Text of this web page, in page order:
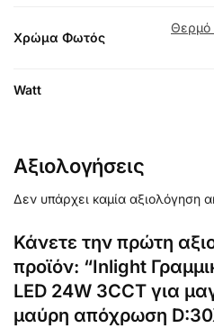
Χρώμα Φωτός
Θερμό
Watt
Αξιολογήσεις
Δεν υπάρχει καμία αξιολόγηση
Κάνετε την πρώτη
προϊόν: “Inlight
LED 24W 3CCT για
μαύρη απόχρωση